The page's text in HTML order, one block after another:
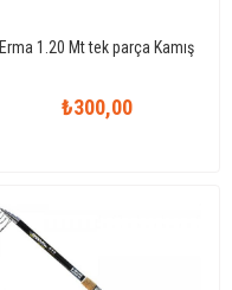
Erma 1.20 Mt tek parça Kamış
₺300,00